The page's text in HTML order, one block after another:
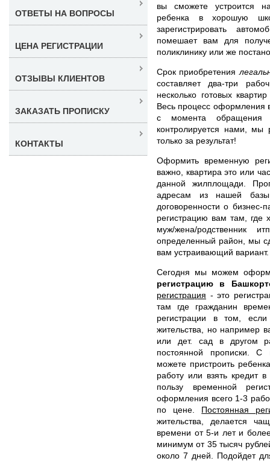
вы сможете устроится
ребенка в хорошую
зарегистрировать
помешает вам для
поликлинику или же
Срок приобретения
составляет два-три
несколько готовых
Весь процесс оформления
с момента
контролируется нами,
только за результат!
Оформить временную
важно, квартира это или
данной жилплощади.
адресам из нашей
договоренности о бизнес-
регистрацию вам там, где
муж/жена/родственник
определенный район, мы
вам устраивающий вариант.
Сегодня мы можем
регистрацию в
регистрация - это
там где гражданин
регистрации в том,
жительства, но например
или дет. сад в другом
постоянной прописки. С
можете пристроить
работу или взять
пользу временной
оформления всего 1-3
по цене. Постоянная
жительства, делается
времени от 5-и лет и
минимум от 35 тысяч
около 7 дней. Подойдет
ОТВЕТЫ НА ВОПРОСЫ
ЦЕНА РЕГИСТРАЦИИ
ОТЗЫВЫ КЛИЕНТОВ
ЗАКАЗАТЬ ПРОПИСКУ
КОНТАКТЫ